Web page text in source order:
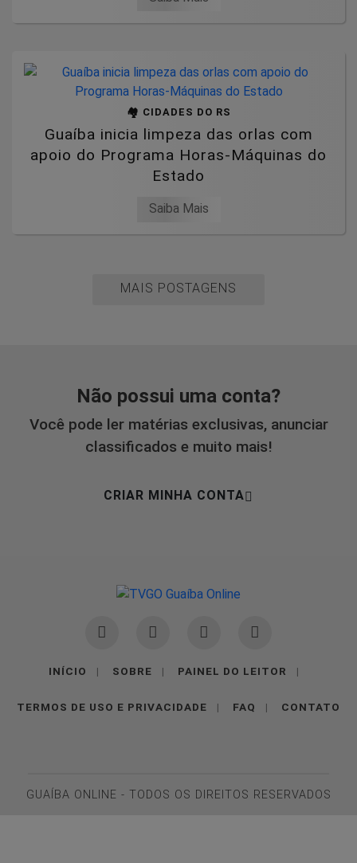
🏘️ CIDADES DO RS
Guaíba inicia limpeza das orlas com
apoio do Programa Horas-Máquinas do
Estado
Saiba Mais
MAIS POSTAGENS
Não possui uma conta?
Você pode ler matérias exclusivas, anunciar
classificados e muito mais!
CRIAR MINHA CONTA
INÍCIO | SOBRE | PAINEL DO LEITOR |
TERMOS DE USO E PRIVACIDADE | FAQ | CONTATO
GUAÍBA ONLINE - TODOS OS DIREITOS RESERVADOS